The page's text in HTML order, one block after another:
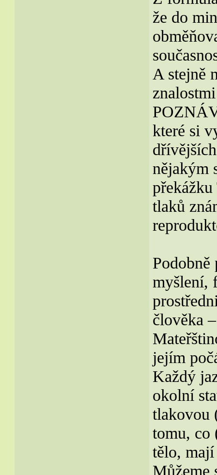
že do
A stejně
které si
nějakým
tlaků
Podobně
myšlení,
člověka
jejím
Každý
okolní
tlakovou
tomu, co
tělo,
Můžeme